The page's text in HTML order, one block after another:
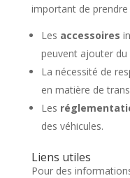
important de
Les accessoires
peuvent ajouter du
La nécessité de
en matière de
Les
des véhicules.
Liens utiles
Pour des